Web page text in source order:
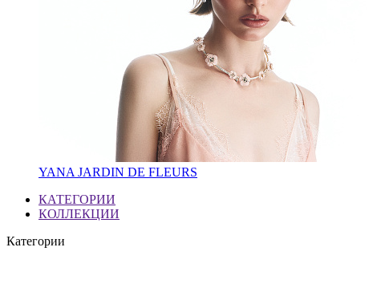
YANA JARDIN DE FLEURS
КАТЕГОРИИ
КОЛЛЕКЦИИ
Категории